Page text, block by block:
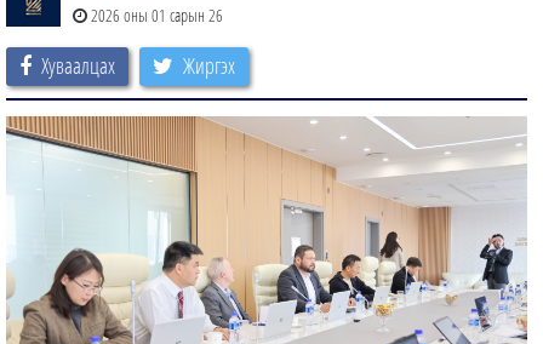
2026 оны 01 сарын 26
Хуваалцах Жиргэх